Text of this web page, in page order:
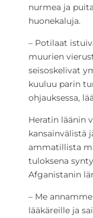
nurmea ja
huonekaluja.
– Potilaat
muurien
seisoskelivat
kuuluu parin
ohjauksessa,
Heratin läänin
kansainvälistä
ammatillista
tuloksena
Afganistanin
– Me
lääkäreille ja